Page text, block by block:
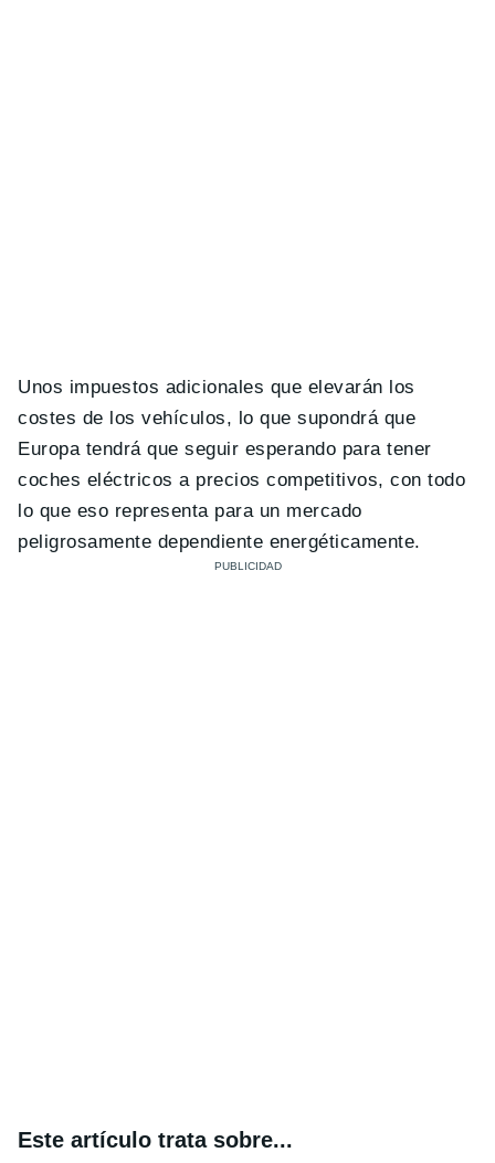
Unos impuestos adicionales que elevarán los
costes de los vehículos, lo que supondrá que
Europa tendrá que seguir esperando para tener
coches eléctricos a precios competitivos, con todo
lo que eso representa para un mercado
peligrosamente dependiente energéticamente.
Este artículo trata sobre...